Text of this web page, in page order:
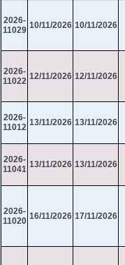
2026-
11029 10/11/2026 10/11/2026
2026-
11022 12/11/2026 12/11/2026
2026-
11012 13/11/2026 13/11/2026
2026-
11041 13/11/2026 13/11/2026
2026-
11020 16/11/2026 17/11/2026